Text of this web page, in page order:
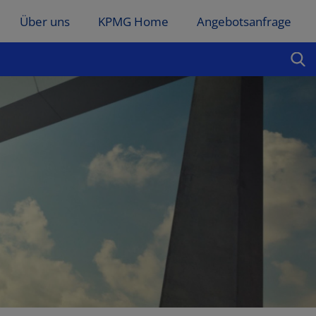
Über uns KPMG Home Angebotsanfrage